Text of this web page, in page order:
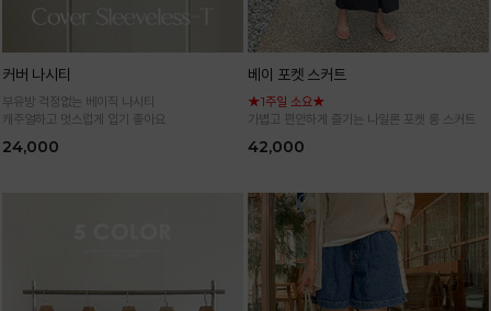
커버 나시티
부유방 걱정없는 베이직 나시티
캐주얼하고 멋스럽게 입기 좋아요
24,000
베이 포켓 스커트
★1주일 소요★
가볍고 편안하게 즐기는 나일론 포켓 롱 스커트
42,000